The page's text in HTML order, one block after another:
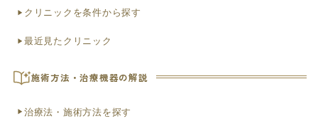
クリニックを条件から探す
最近見たクリニック
施術方法・治療機器の解説
治療法・施術方法を探す